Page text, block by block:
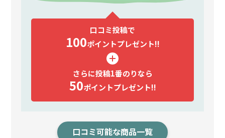
口コミ投稿で
100ポイントプレゼント!!
さらに投稿1番のりなら
50ポイントプレゼント!!
口コミ可能な商品一覧